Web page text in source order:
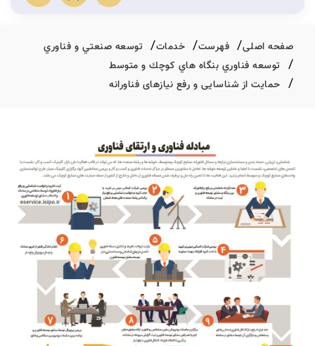
صفحه اصلی فهرست خدمات
توسعه صنعتي و فناوري
توسعه فناوري بنگاه هاي كوچك و متوسط
حمایت از شناسایی و رفع نیازهای فناورانه